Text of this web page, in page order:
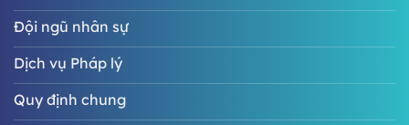
Đội ngũ nhân sự
Dịch vụ Pháp lý
Quy định chung